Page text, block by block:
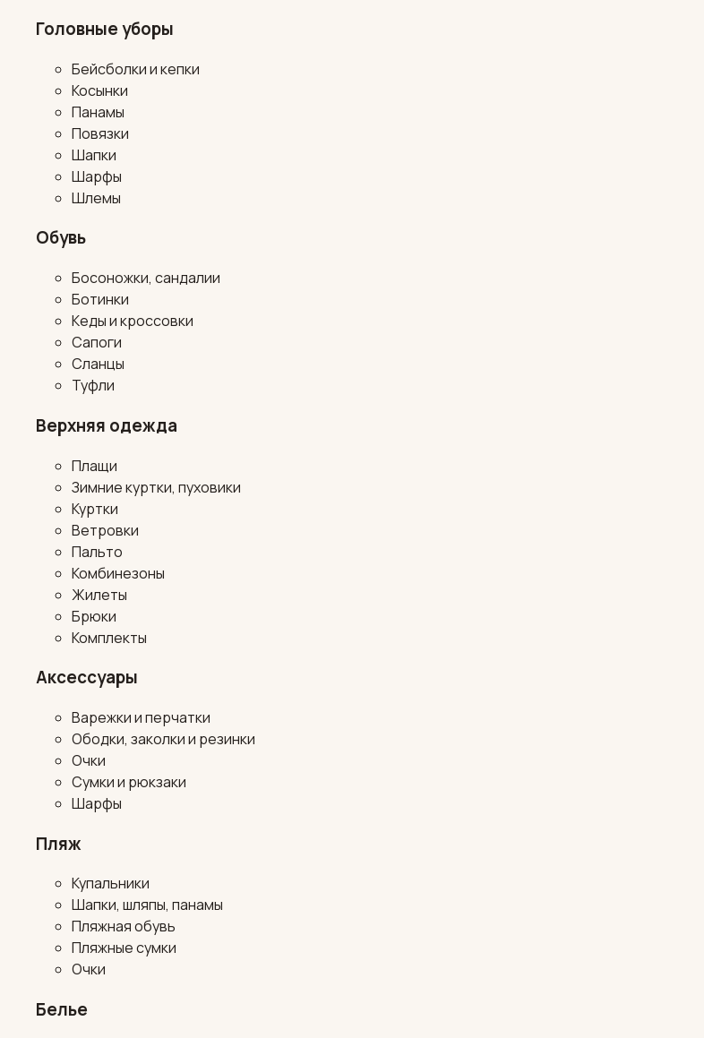
Головные уборы
Бейсболки и кепки
Косынки
Панамы
Повязки
Шапки
Шарфы
Шлемы
Обувь
Босоножки, сандалии
Ботинки
Кеды и кроссовки
Сапоги
Сланцы
Туфли
Верхняя одежда
Плащи
Зимние куртки, пуховики
Куртки
Ветровки
Пальто
Комбинезоны
Жилеты
Брюки
Комплекты
Аксессуары
Варежки и перчатки
Ободки, заколки и резинки
Очки
Сумки и рюкзаки
Шарфы
Пляж
Купальники
Шапки, шляпы, панамы
Пляжная обувь
Пляжные сумки
Очки
Белье